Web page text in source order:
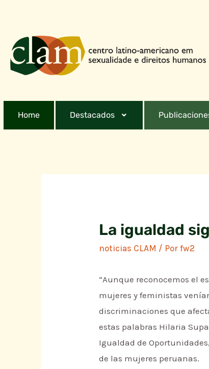
Home Destacados
La igualdad
noticias CLAM / Porfw2
“Aunque reconocemos el
mujeres y feministas
discriminaciones que
estas palabras Hilaria
Igualdad de
de las mujeres peruanas.